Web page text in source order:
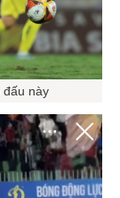
đấu này